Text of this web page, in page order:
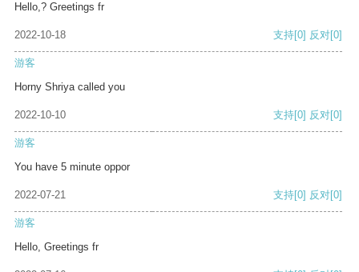
Hello,? Greetings fr
2022-10-18 支持[0] 反对[0]
游客
Horny Shriya called you
2022-10-10 支持[0] 反对[0]
游客
You have 5 minute oppor
2022-07-21 支持[0] 反对[0]
游客
Hello, Greetings fr